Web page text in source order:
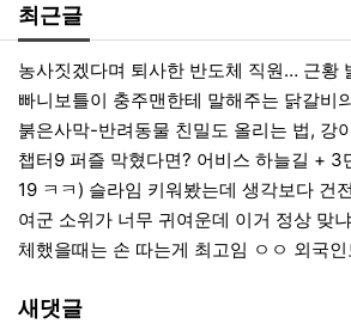
최근글
농사짓겠다며 퇴사한 반도체 직원… 근황
빠니보틀이 충주맨한테 말해주는 닭갈비
19 ㅋㅋ) 슬라임 키워봤는데 생각보다 건
여군 소위가 너무 귀여운데 이거 정상 맞
체했을때는 손 따는게 최고임 ㅇㅇ 외국인
새댓글